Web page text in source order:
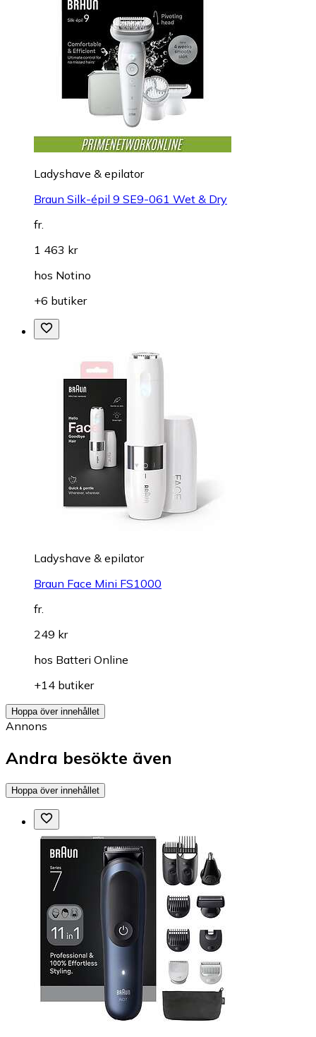
Ladyshave & epilator
Braun Silk-épil 9 SE9-061 Wet & Dry
fr.
1 463 kr
hos Notino
+6 butiker
Ladyshave & epilator
Braun Face Mini FS1000
fr.
249 kr
hos Batteri Online
+14 butiker
Hoppa över innehållet
Annons
Andra besökte även
Hoppa över innehållet